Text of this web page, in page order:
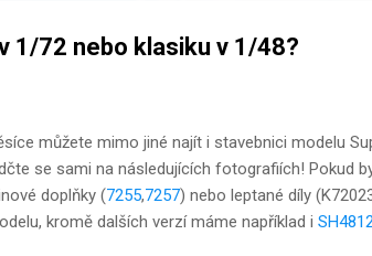
1/72 nebo klasiku v 1/48?
můžete mimo jiné najít i stavebnici modelu
se sami na následujících fotografiích! Pokud
doplňky (7255,7257) nebo leptané díly
kromě dalších verzí máme například i